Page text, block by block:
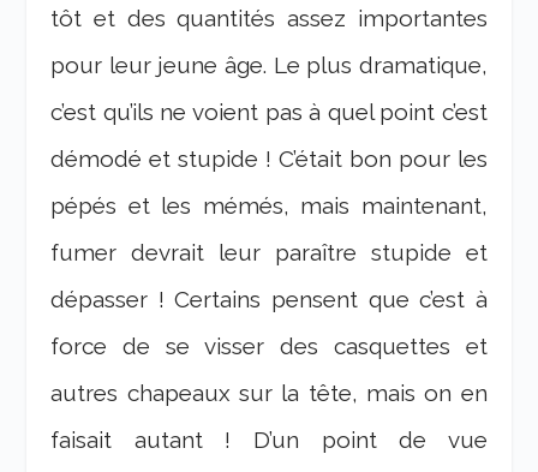
tôt et des quantités assez importantes
pour leur jeune âge. Le plus dramatique,
c’est qu’ils ne voient pas à quel point c’est
démodé et stupide ! C’était bon pour les
pépés et les mémés, mais maintenant,
fumer devrait leur paraître stupide et
dépasser ! Certains pensent que c’est à
force de se visser des casquettes et
autres chapeaux sur la tête, mais on en
faisait autant ! D’un point de vue